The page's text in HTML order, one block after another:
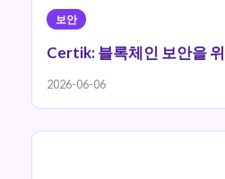
보안
Certik: 블록체인 보안을
2026-06-06